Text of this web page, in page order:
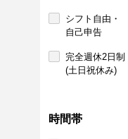
シフト自由・
自己申告
完全週休2日制
(土日祝休み)
時間帯